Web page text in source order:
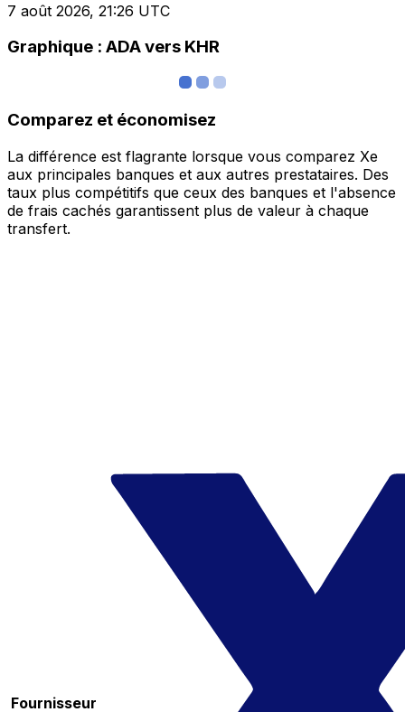
7 août 2026, 21:26 UTC
Graphique : ADA vers KHR
Comparez et économisez
La différence est flagrante lorsque vous comparez Xe
aux principales banques et aux autres prestataires. Des
taux plus compétitifs que ceux des banques et l'absence
de frais cachés garantissent plus de valeur à chaque
transfert.
Fournisseur